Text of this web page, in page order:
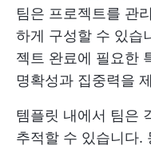
팀은 프로젝트를 관
하게 구성할 수 있습
젝트 완료에 필요한
명확성과 집중력을
템플릿 내에서 팀은
추적할 수 있습니다.